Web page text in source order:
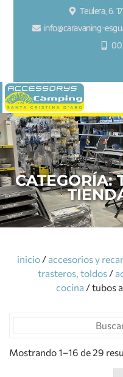
Teulera, 6.
info@caravaning-
CATEGORÍA:
inicio / accesorios y
trasteros, toldos/
cocina / tubos
Mostrando 1–16 de 29